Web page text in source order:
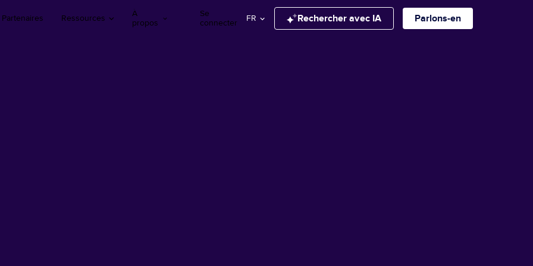
Partenaires Ressources
À
propos
Se
connecter
FR Rechercher avec IA Parlons-en